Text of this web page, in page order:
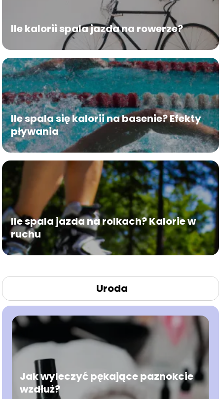
Ile kalorii spala jazda na rowerze?
Ile spala się kalorii na basenie? Efekty
pływania
Ile spala jazda na rolkach? Kalorie w
ruchu
Uroda
Jak wyleczyć pękające paznokcie
wzdłuż?